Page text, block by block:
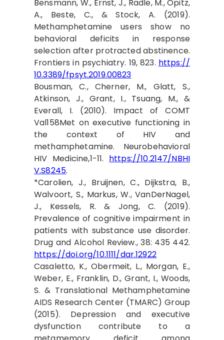
Bensmann, W., Ernst, J., Rädle, M., Opitz,
A., Beste, C., & Stock, A. (2019).
Methamphetamine users show no
behavioral deficits in response
selection after protracted abstinence.
Frontiers in psychiatry. 19, 823. https://
10.3389/fpsyt.2019.00823
Bousman, C., Cherner, M., Glatt, S.,
Atkinson, J., Grant, I., Tsuang, M., &
Everall, I. (2010). Impact of COMT
Val158Met on executive functioning in
the context of HIV and
methamphetamine. Neurobehavioral
HIV Medicine,1-11. https://10.2147/NBHI
V.S8245.
*Carolien, J., Bruijnen, C., Dijkstra, B.,
Walvoort, S., Markus, W., VanDerNagel,
J., Kessels, R. & Jong, C. (2019).
Prevalence of cognitive impairment in
patients with substance use disorder.
Drug and Alcohol Review., 38: 435 442.
https://doi.org/10.1111/dar.12922
Casaletto, K., Obermeit, L., Morgan, E.,
Weber, E., Franklin, D., Grant, I., Woods,
S. & Translational Methamphetamine
AIDS Research Center (TMARC) Group
(2015). Depression and executive
dysfunction contribute to a